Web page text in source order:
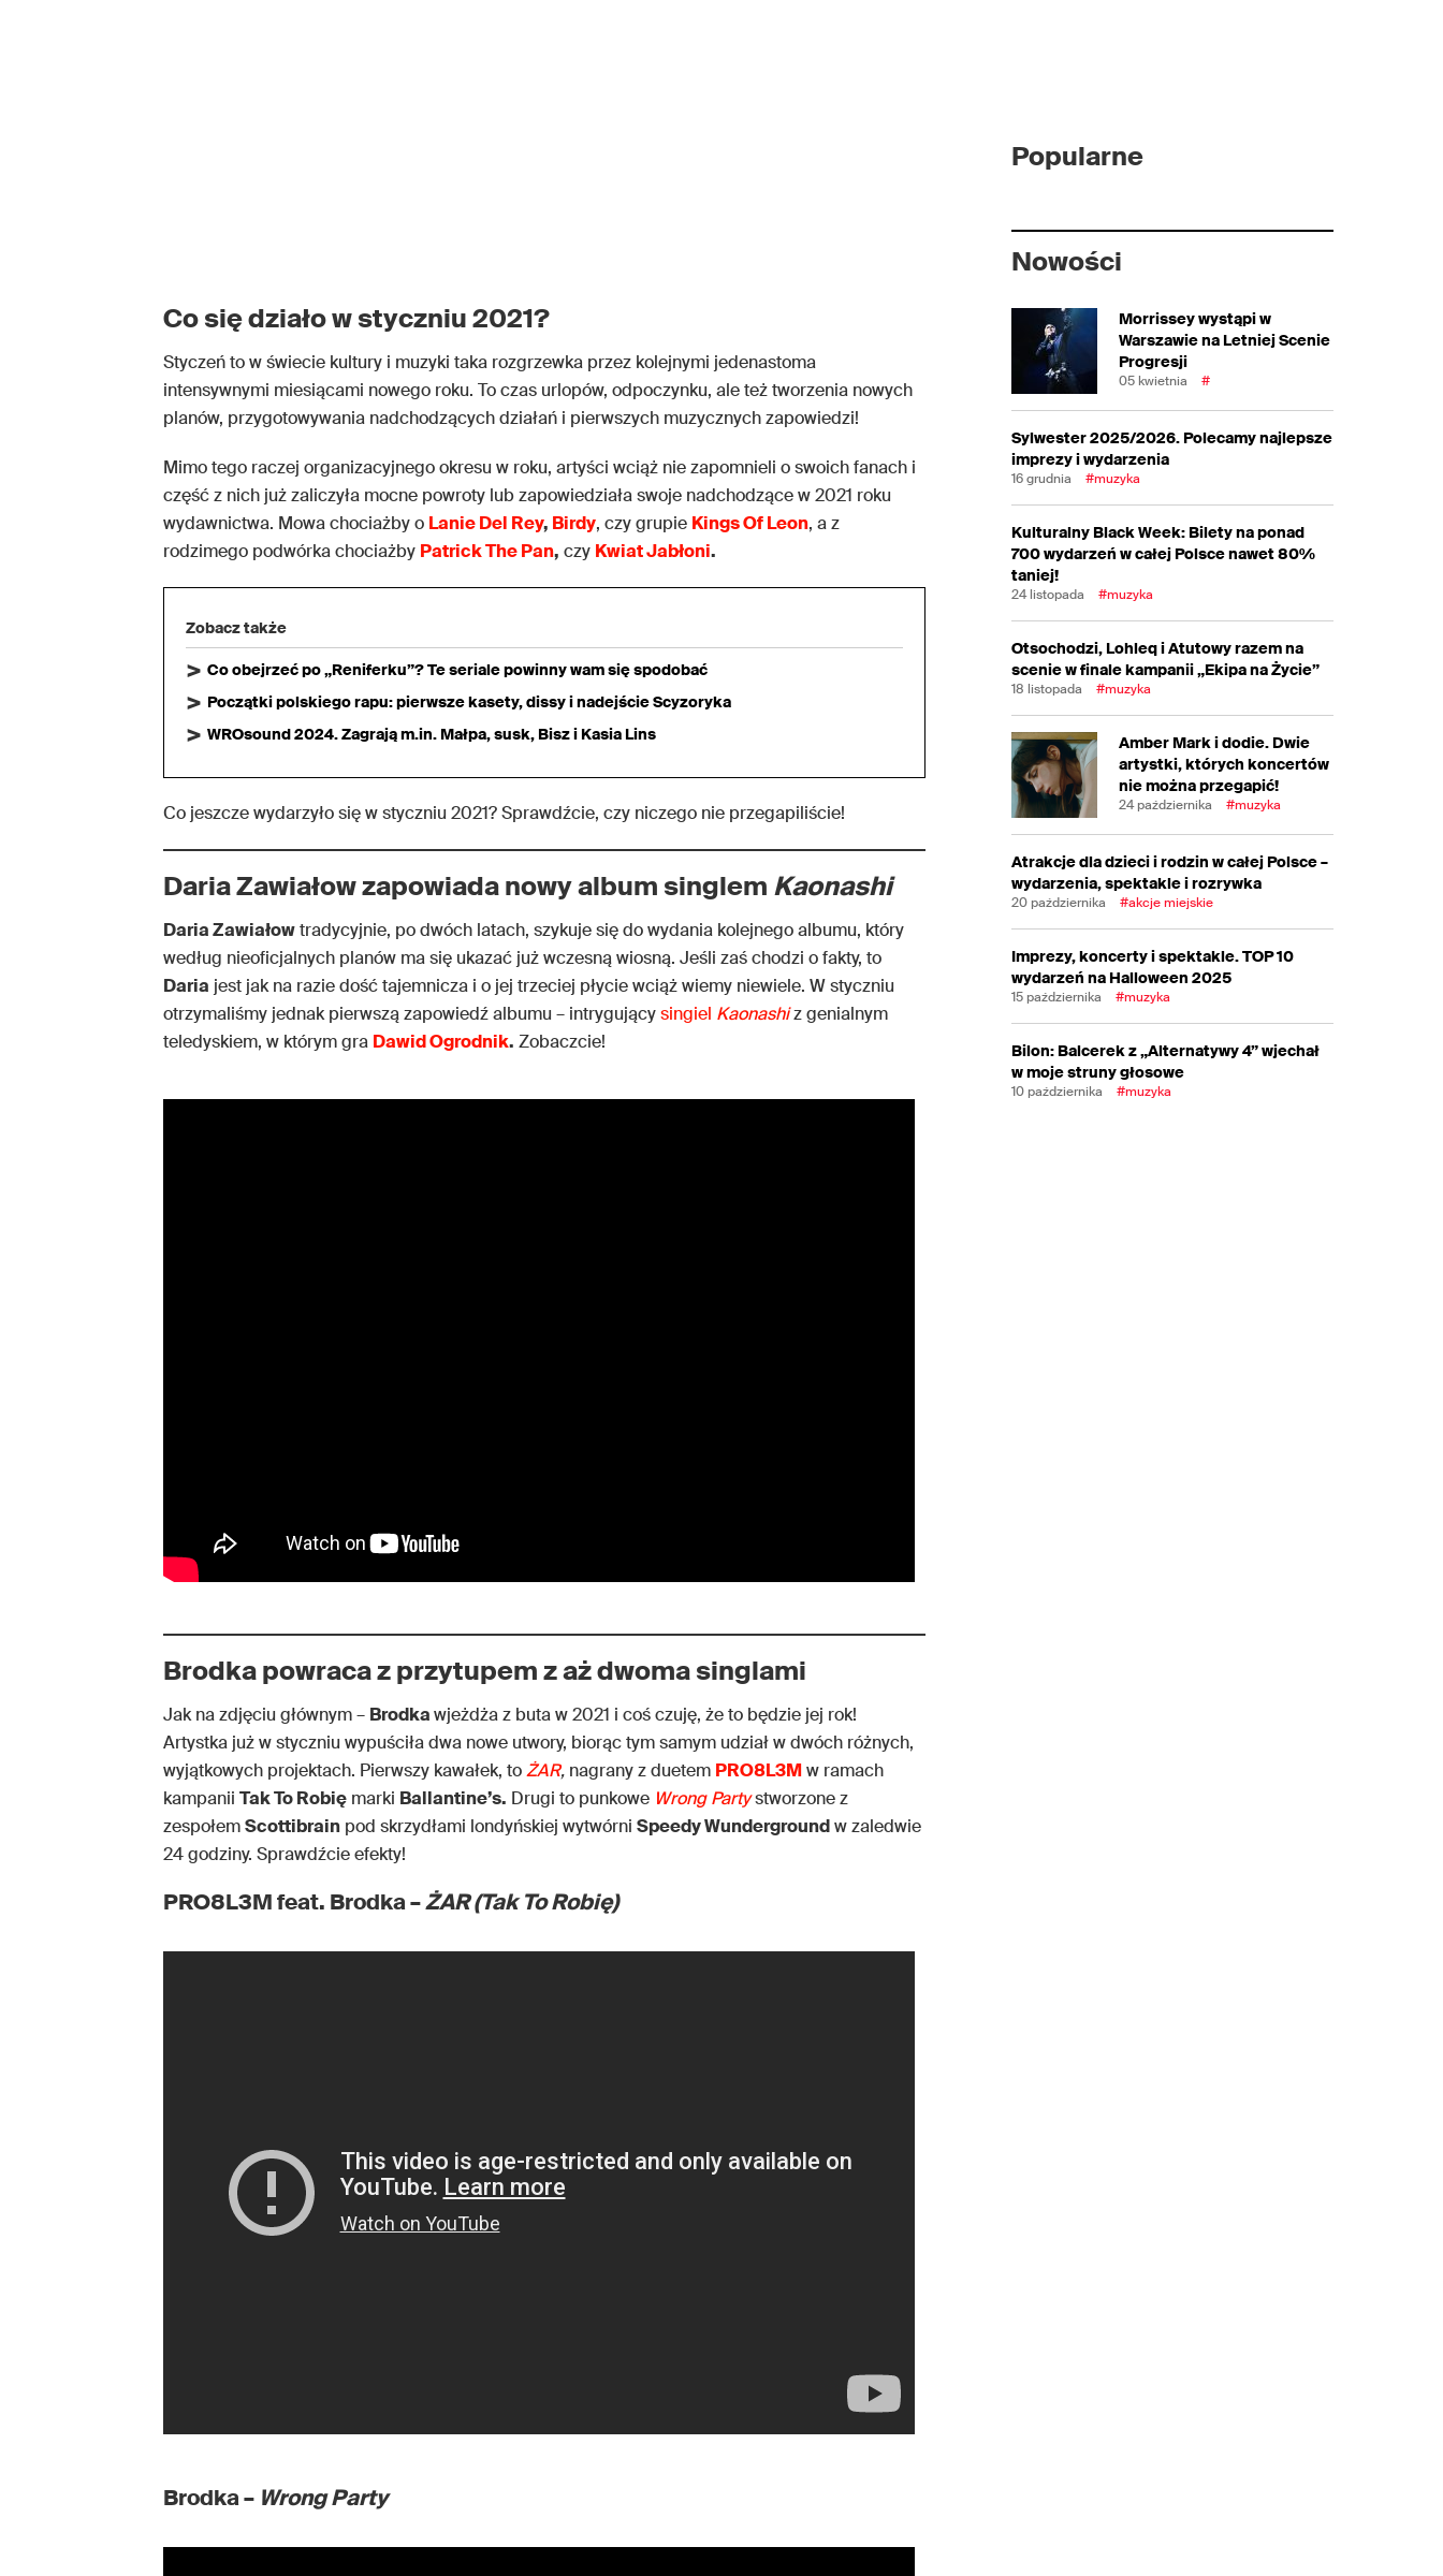
Co się działo w styczniu 2021?
Styczeń to w świecie kultury i muzyki taka rozgrzewka przez kolejnymi jedenastoma
intensywnymi miesiącami nowego roku. To czas urlopów, odpoczynku, ale też tworzenia nowych
planów, przygotowywania nadchodzących działań i pierwszych muzycznych zapowiedzi!
Mimo tego raczej organizacyjnego okresu w roku, artyści wciąż nie zapomnieli o swoich fanach i
część z nich już zaliczyła mocne powroty lub zapowiedziała swoje nadchodzące w 2021 roku
wydawnictwa. Mowa chociażby o Lanie Del Rey, Birdy, czy grupie Kings Of Leon, a z
rodzimego podwórka chociażby Patrick The Pan, czy Kwiat Jabłoni.
Zobacz także
Co obejrzeć po „Reniferku”? Te seriale powinny wam się spodobać
Początki polskiego rapu: pierwsze kasety, dissy i nadejście Scyzoryka
WROsound 2024. Zagrają m.in. Małpa, susk, Bisz i Kasia Lins
Co jeszcze wydarzyło się w styczniu 2021? Sprawdźcie, czy niczego nie przegapiliście!
Daria Zawiałow zapowiada nowy album singlem Kaonashi
Daria Zawiałowtradycyjnie, po dwóch latach, szykuje się do wydania kolejnego albumu, który
według nieoficjalnych planów ma się ukazać już wczesną wiosną. Jeśli zaś chodzi o fakty, to
Daria jest jak na razie dość tajemnicza i o jej trzeciej płycie wciąż wiemy niewiele. W styczniu
otrzymaliśmy jednak pierwszą zapowiedź albumu – intrygującysingiel Kaonashiz genialnym
teledyskiem, w którym gra Dawid Ogrodnik. Zobaczcie!
Brodka powraca z przytupem z aż dwoma singlami
Jak na zdjęciu głównym – Brodkawjeżdża z buta w 2021 i coś czuję, że to będzie jej rok!
Artystka już w styczniu wypuściła dwa nowe utwory, biorąc tym samym udział w dwóch różnych,
wyjątkowych projektach. Pierwszy kawałek, toŻAR, nagrany z duetem PRO8L3Mw ramach
kampanii Tak To Robię marki Ballantine’s. Drugi to punkowe Wrong Partystworzone z
zespołemScottibrain pod skrzydłami londyńskiej wytwórni Speedy Wundergroundw zaledwie
24 godziny. Sprawdźcie efekty!
PRO8L3M feat. Brodka –ŻAR (Tak To Robię)
Brodka – Wrong Party
Popularne
Nowości
Morrissey wystąpi w
Warszawie na Letniej Scenie
Progresji
05 kwietnia #
Sylwester 2025/2026. Polecamy najlepsze
imprezy i wydarzenia
16 grudnia #muzyka
Kulturalny Black Week: Bilety na ponad
700 wydarzeń w całej Polsce nawet 80%
taniej!
24 listopada #muzyka
Otsochodzi, Lohleq i Atutowy razem na
scenie w finale kampanii „Ekipa na Życie”
18 listopada #muzyka
Amber Mark i dodie. Dwie
artystki, których koncertów
nie można przegapić!
24 października #muzyka
Atrakcje dla dzieci i rodzin w całej Polsce –
wydarzenia, spektakle i rozrywka
20 października #akcje miejskie
Imprezy, koncerty i spektakle. TOP 10
wydarzeń na Halloween 2025
15 października #muzyka
Bilon: Balcerek z „Alternatywy 4” wjechał
w moje struny głosowe
10 października #muzyka